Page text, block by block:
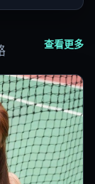
查看更多